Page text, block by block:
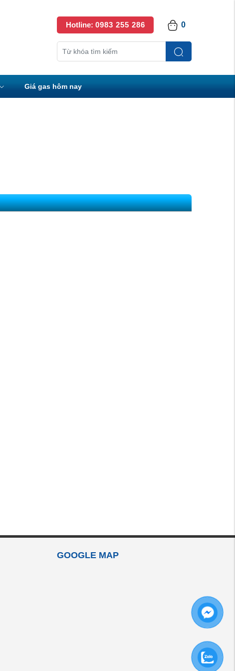
Hotline: 0983 255 286 0
Giá gas hôm nay
GOOGLE MAP